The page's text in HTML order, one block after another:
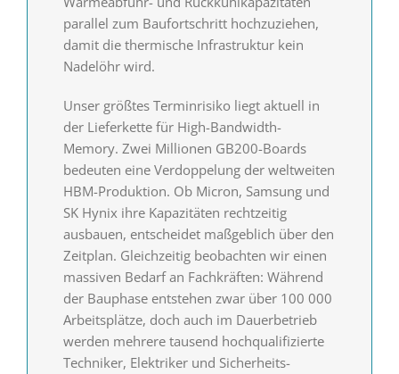
parallel zum Baufortschritt hoch­zuziehen,
damit die thermische Infrastruktur kein
Nadelöhr wird.
Unser größtes Terminrisiko liegt aktuell in
der Lieferkette für High-Bandwidth-
Memory. Zwei Millionen GB200-Boards
bedeuten eine Verdoppelung der weltweiten
HBM-Produktion. Ob Micron, Samsung und
SK Hynix ihre Kapazitäten rechtzeitig
ausbauen, entscheidet maßgeblich über den
Zeitplan. Gleichzeitig beobachten wir einen
massiven Bedarf an Fachkräften: Während
der Bauphase entstehen zwar über 100 000
Arbeitsplätze, doch auch im Dauerbetrieb
werden mehrere tausend hoch­qualifizierte
Techniker, Elektriker und Sicherheits­